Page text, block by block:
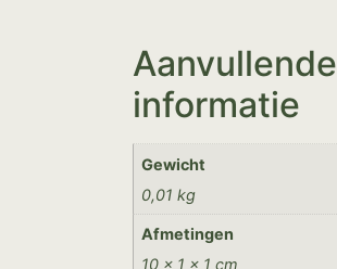
Aanvullende
informatie
Gewicht
0,01 kg
Afmetingen
10 × 1 × 1 cm